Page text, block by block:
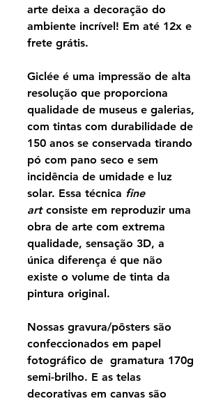
arte deixa a decoração do
ambiente incrível! Em até 12x e
frete grátis.
Giclée é uma impressão de alta
resolução que proporciona
qualidade de museus e galerias,
com tintas com durabilidade de
150 anos se conservada tirando
pó com pano seco e sem
incidência de umidade e luz
solar. Essa técnica fine
artconsiste em reproduzir uma
obra de arte com extrema
qualidade, sensação 3D, a
única diferença é que não
existe o volume de tinta da
pintura original.
Nossas gravura/pôsters são
confeccionados em papel
fotográfico de gramatura 170g
semi-brilho. E as telas
decorativas em canvas são